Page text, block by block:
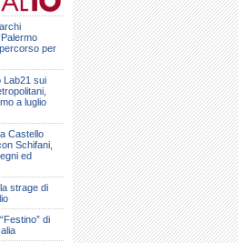
per
Lab21 sui
a luglio
Castello
Schifani,
ed
strage di
di